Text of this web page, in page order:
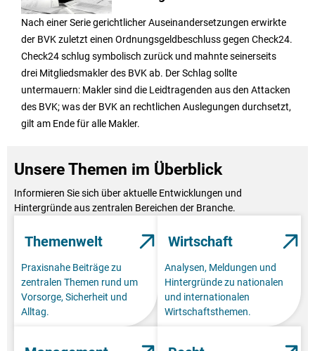
Nach einer Serie gerichtlicher Auseinandersetzungen erwirkte
der BVK zuletzt einen Ordnungsgeldbeschluss gegen Check24.
Check24 schlug symbolisch zurück und mahnte seinerseits
drei Mitgliedsmakler des BVK ab. Der Schlag sollte
untermauern: Makler sind die Leidtragenden aus den Attacken
des BVK; was der BVK an rechtlichen Auslegungen durchsetzt,
gilt am Ende für alle Makler.
Unsere Themen im Überblick
Informieren Sie sich über aktuelle Entwicklungen und
Hintergründe aus zentralen Bereichen der Branche.
Themenwelt
Praxisnahe Beiträge zu
zentralen Themen rund um
Vorsorge, Sicherheit und
Alltag.
Wirtschaft
Analysen, Meldungen und
Hintergründe zu nationalen
und internationalen
Wirtschaftsthemen.